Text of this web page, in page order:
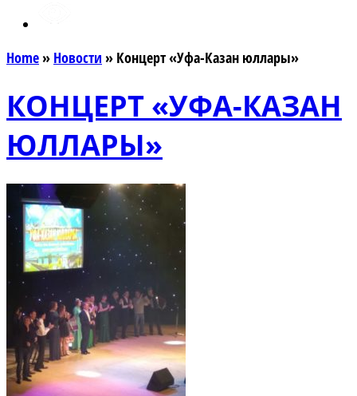
Home » Новости » Концерт «Уфа-Казан юллары»
КОНЦЕРТ «УФА-КАЗАН
ЮЛЛАРЫ»